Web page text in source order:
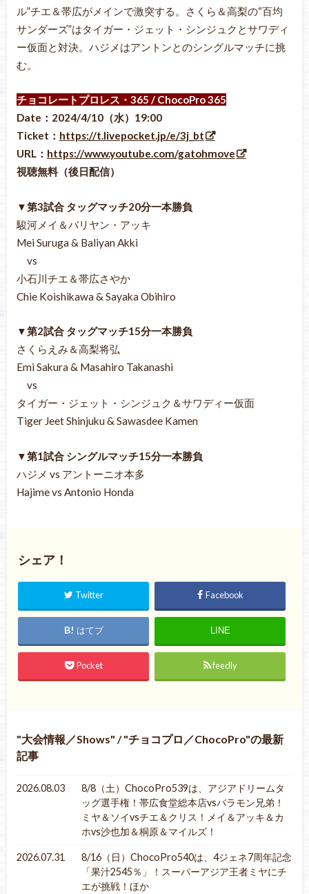
ル”チエ＆帯広がメインで激突する。さくら＆高梨の“百均
サンダーズ”はタイガー・ジェット・シンジュクとサワディ
ー仮面と対決。ハジメはアントンとのシングルマッチに挑
む。
チョコレートプロレス・365 / ChocoPro 365
Date：2024/4/10（水）19:00
Ticket： https://t.livepocket.jp/e/3j_bt
URL： https://www.youtube.com/gatohmove
視聴無料（後日配信）
▼第3試合 タッグマッチ20分一本勝負
駿河メイ＆バリヤン・アッキ
Mei Suruga & Baliyan Akki
vs
小石川チエ＆帯広さやか
Chie Koishikawa & Sayaka Obihiro
▼第2試合 タッグマッチ15分一本勝負
さくらえみ＆高梨将弘
Emi Sakura & Masahiro Takanashi
vs
タイガー・ジェット・シンジュク＆サワディー仮面
Tiger Jeet Shinjuku & Sawasdee Kamen
▼第1試合 シングルマッチ15分一本勝負
ハジメ vs アントーニオ本多
Hajime vs Antonio Honda
シェア！
Twitter Facebook
はてブ LINE
Pocket feedly
大会情報／Shows / チョコプロ／ChocoPro の最新
記事
2026.08.03
8/8（土）ChocoPro539は、アジアドリームタ
ッグ選手権！帯広食堂総本店vsバラモン兄弟！
ミヤ＆ソイvsチエ＆クリス！メイ＆アッキ＆カ
ホvs沙也加＆桐原＆マイルズ！
2026.07.31
8/16（日）ChocoPro540は、4ジェネ7周年記念
「果汁2545％」！スーパーアジア王者ミヤにチ
エが挑戦！ほか